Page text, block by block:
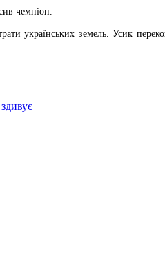
чемпіон.
українських земель. Усик